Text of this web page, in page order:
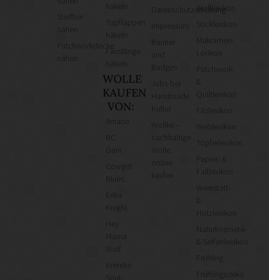
Stofftier
Patchworkdecke
häkeln
Topflappen
häkeln
Fäustlinge
häkeln
WOLLE
KAUFEN
VON:
Cowgirl
Knight
Mama
Wolf
Kremke
Datenschutzerklärung
Kultur
Wollke –
nachhaltige
kaufen
Wolllexikon
Sticklexikon
Makramee-
Lexikon
Patchwork-
&
Quiltlexikon
Weblexikon
Töpferlexikon
Papier- &
Faltlexikon
Werkstatt-
&
Holzlexikon
Naturkosmetik-
& Seifenlexikon
Frühling
Frühlingsdeko